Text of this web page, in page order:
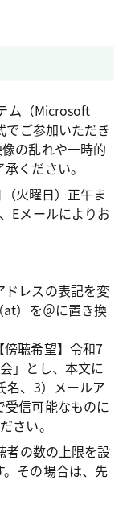
ム（Microsoft
ご参加いただき
の乱れや一時的
ください。
火曜日）正午ま
Eメールによりお
レスの表記を変
at）を＠に置き換
聴希望】令和7
」とし、本文に
名、3）メールア
受信可能なものに
さい。
者の数の上限を設
その場合は、先